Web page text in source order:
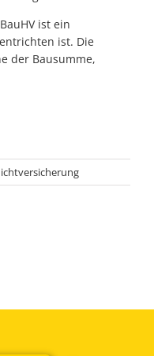
ist ein
ist. Die
der Bausumme,